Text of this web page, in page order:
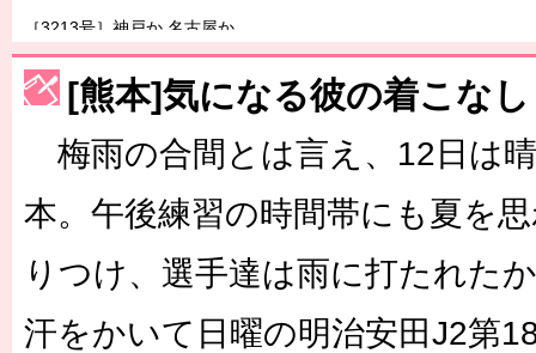
［3213号］神戸か 名古屋か
［3214号］WEST制覇
［3217号］最高の景色へ出国
［3218号］WEEKLY EG SELECTION
［3219号］特別な覇者へ 大逆転か連破か
[熊本]気になる彼の着こなし
梅雨の合間とは言え、12日は
本。午後練習の時間帯にも夏を
りつけ、選手達は雨に打たれた
汗をかいて日曜の明治安田J2第